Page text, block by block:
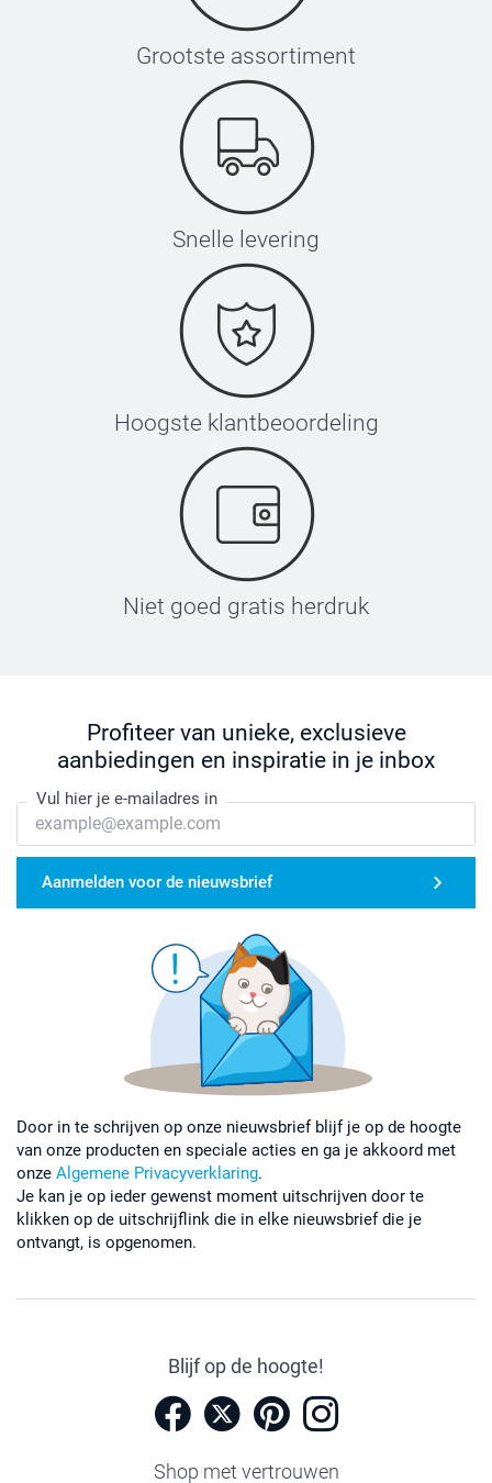
Grootste assortiment
Snelle levering
Hoogste klantbeoordeling
Niet goed gratis herdruk
Profiteer van unieke, exclusieve
aanbiedingen en inspiratie in je inbox
Vul hier je e-mailadres in
Aanmelden voor de nieuwsbrief
Door in te schrijven op onze nieuwsbrief blijf je op de hoogte
van onze producten en speciale acties en ga je akkoord met
onze Algemene Privacyverklaring.
Je kan je op ieder gewenst moment uitschrijven door te
klikken op de uitschrijflink die in elke nieuwsbrief die je
ontvangt, is opgenomen.
Blijf op de hoogte!
Shop met vertrouwen